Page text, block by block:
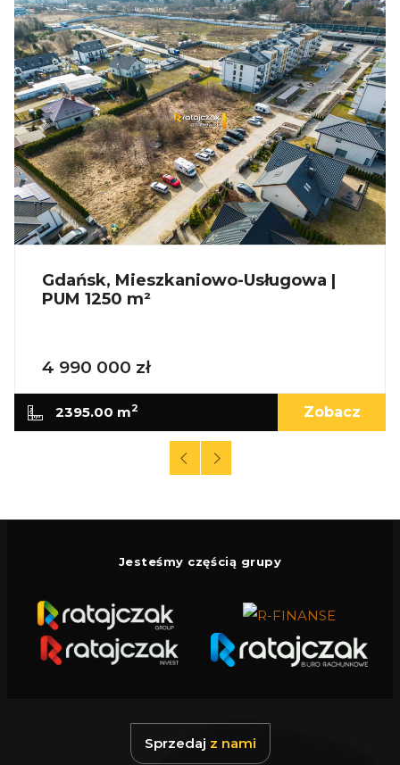
Z nami u Notariusza otrzymasz Ofertę
Specjalną.
Więcej podobnych ofert znajdziesz na naszej
stronie:www.ratajczaknieruchomosci.pl
Gdańsk, Mieszkaniowo-Usługowa |
PUM 1250 m²
4 990 000 zł
2395.00 m2 Zobacz
Jesteśmy częścią grupy
Sprzedaj z nami